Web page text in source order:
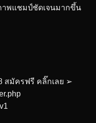
าพแชมป์ชัดเจนมากขึ้น
สมัครฟรี คลิ๊กเลย ➢